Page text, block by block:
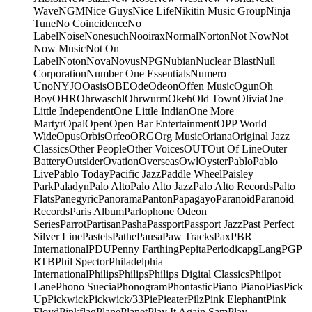
WaveNGMNice GuysNice LifeNikitin Music GroupNinja
TuneNo CoincidenceNo
LabelNoiseNonesuchNooiraxNormalNortonNot NowNot
Now MusicNot On
LabelNotonNovaNovusNPGNubianNuclear BlastNull
CorporationNumber One EssentialsNumero
UnoNYJOOasisOBEOdeOdeonOffen MusicOgunOh
BoyOHROhrwaschlOhrwurmOkehOld TownOliviaOne
Little IndependentOne Little IndianOne More
MartyrOpalOpenOpen Bar EntertainmentOPP World
WideOpusOrbisOrfeoORGOrg MusicOrianaOriginal Jazz
ClassicsOther PeopleOther VoicesOUTOut Of LineOuter
BatteryOutsiderOvationOverseasOwlOysterPabloPablo
LivePablo TodayPacific JazzPaddle WheelPaisley
ParkPaladynPalo AltoPalo Alto JazzPalo Alto RecordsPalto
FlatsPanegyricPanoramaPantonPapagayoParanoidParanoid
RecordsParis AlbumParlophone Odeon
SeriesParrotPartisanPashaPassportPassport JazzPast Perfect
Silver LinePastelsPathePausaPaw TracksPaxPBR
InternationalPDUPenny FarthingPepitaPeriodicapgLangPGP
RTBPhil SpectorPhiladelphia
InternationalPhilipsPhilipsPhilips Digital ClassicsPhilpot
LanePhono SueciaPhonogramPhontasticPiano PianoPiasPick
UpPickwickPickwick/33PiePieaterPilzPink ElephantPink